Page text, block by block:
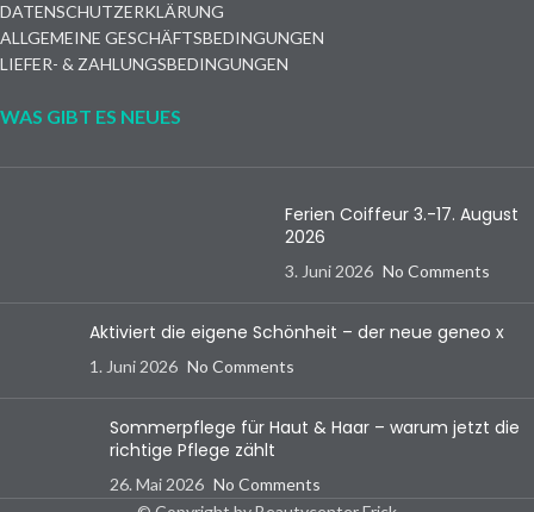
DATENSCHUTZERKLÄRUNG
ALLGEMEINE GESCHÄFTSBEDINGUNGEN
LIEFER- & ZAHLUNGSBEDINGUNGEN
WAS GIBT ES NEUES
Ferien Coiffeur 3.-17. August
2026
3. Juni 2026 No Comments
Aktiviert die eigene Schönheit – der neue geneo x
1. Juni 2026 No Comments
Sommerpflege für Haut & Haar – warum jetzt die
richtige Pflege zählt
26. Mai 2026 No Comments